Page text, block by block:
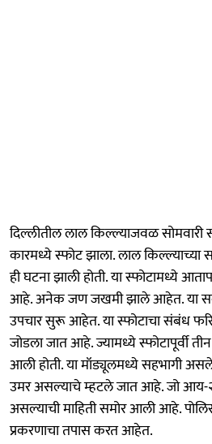
दिल्लीतील लाल किल्ल्याजवळ
कारमध्ये स्फोट झाला. लाल किल्ल्याच्या
ही घटना झाली होती. या स्फोटामध्ये
आहे. अनेक जण जखमी झाले आहेत. या
उपचार सुरू आहेत. या स्फोटाचा संबंध
जोडला जात आहे. ज्यामध्ये स्फोटापूर्वी
आली होती. या मॉड्यूलमध्ये सहभागी
उमर असल्याचे म्हटले जात आहे. जो आय-
असल्याची माहिती समोर आली आहे.
प्रकरणाचा तपास करत आहेत.